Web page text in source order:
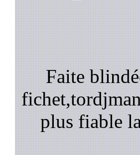
Faite
plus fiable